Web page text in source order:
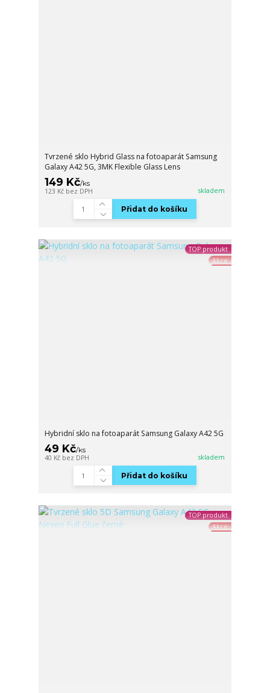
Tvrzené sklo Hybrid Glass na fotoaparát Samsung
Galaxy A42 5G, 3MK Flexible Glass Lens
149 Kč/ks
123 Kč bez DPH skladem
Přidat do košíku
TOP produkt
Akce
Hybridní sklo na fotoaparát Samsung Galaxy A42 5G
49 Kč/ks
40 Kč bez DPH skladem
Přidat do košíku
TOP produkt
Akce